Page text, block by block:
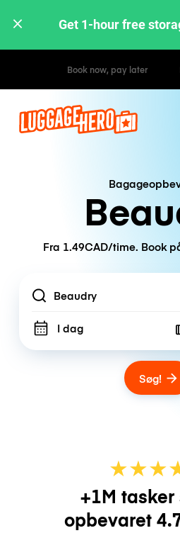
Get 1-hour free
Hourly / Daily
Fra 1.49CAD/time. Book
Location
I dag
Søg!
★★★
+1M
opbevaret